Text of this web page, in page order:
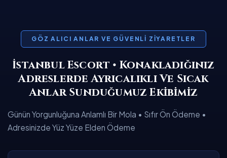
GÖZ ALICI ANLAR VE GÜVENLI ZIYARETLER
İstanbul Escort • Konakladığınız
Adreslerde Ayrıcalıklı Ve Sıcak
Anlar Sunduğumuz Ekibimiz
Günün Yorgunluğuna Anlamlı Bir Mola • Sıfır Ön Ödeme •
Adresinizde Yüz Yüze Elden Ödeme